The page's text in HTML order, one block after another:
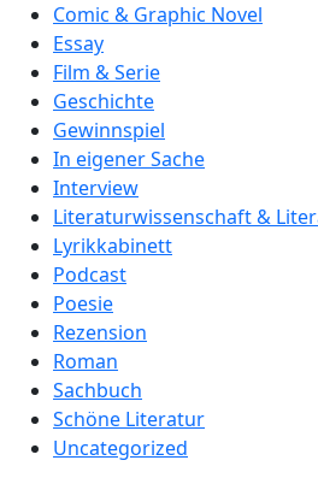
Comic & Graphic Novel
Essay
Film & Serie
Geschichte
Gewinnspiel
In eigener Sache
Interview
Literaturwissenschaft &
Lyrikkabinett
Podcast
Poesie
Rezension
Roman
Sachbuch
Schöne Literatur
Uncategorized